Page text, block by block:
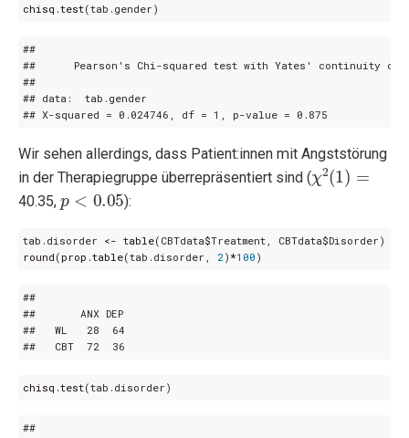
chisq.test(tab.gender )
Wir sehen allerdings, dass Patient:innen mit Angststörung
in der Therapiegruppe überrepräsentiert sind (
χ2(1)
40.35,
0.05
):
tab.disorder <- table( CBTdata$Treatment , CBTdata$Disorder )
round ( prop.table(tab.disorder , 2)*100 )
chisq.test(tab.disorder )